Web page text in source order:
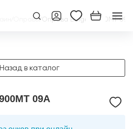
Оправы/Оправа Bulget 1900MT 09A
Назад в каталог
09A